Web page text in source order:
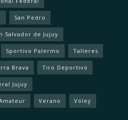
San Pedro
Salvador de Jujuy
Sportivo Palermo Talleres
Brava Tiro Deportivo
Jujuy
Verano Vóley